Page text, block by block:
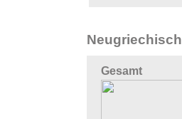
Neugriechisch
Gesamt